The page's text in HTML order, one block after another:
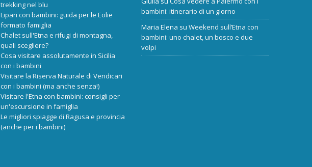
trekking nel blu
Lipari con bambini: guida per le Eolie
formato famiglia
Chalet sull'Etna e rifugi di montagna,
quali scegliere?
Cosa visitare assolutamente in Sicilia
con i bambini
Visitare la Riserva Naturale di Vendicari
con i bambini (ma anche senza!)
Visitare l'Etna con bambini: consigli per
un'escursione in famiglia
Le migliori spiagge di Ragusa e provincia
(anche per i bambini)
bambini: itinerario di un giorno
Maria Elena suWeekend sull’Etna con
bambini: uno chalet, un bosco e due
volpi